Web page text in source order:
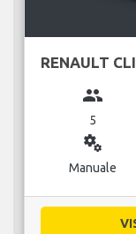
RENAULT
group
5
miscellaneous_services
Manuale